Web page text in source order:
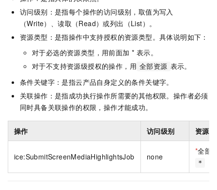
访问级别：是指每个操作的访问级别，取值为写入
（Write）、读取（Read）或列出（List）。
资源类型：是指操作中支持授权的资源类型。具体说明如下：
对于必选的资源类型，用前面加 * 表示。
对于不支持资源级授权的操作，用 全部资源 表示。
条件关键字：是指云产品自身定义的条件关键字。
关联操作：是指成功执行操作所需要的其他权限。操作者必须
同时具备关联操作的权限，操作才能成功。
操作 访问级别 资源
ice:SubmitScreenMediaHighlightsJob none
*全部
*